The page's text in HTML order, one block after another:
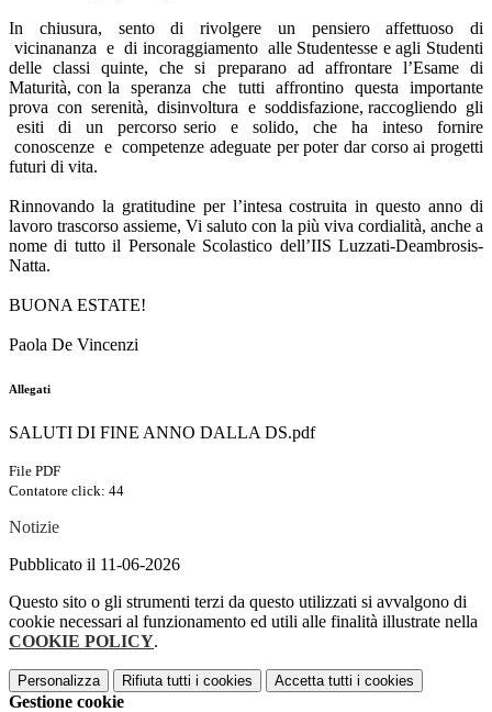
In chiusura, sento di rivolgere un pensiero affettuoso di
vicinananza e di incoraggiamento alle Studentesse e agli Studenti
delle classi quinte, che si preparano ad affrontare l’Esame di
Maturità, con la speranza che tutti affrontino questa importante
prova con serenità, disinvoltura e soddisfazione, raccogliendo gli
esiti di un percorso serio e solido, che ha inteso fornire
conoscenze e competenze adeguate per poter dar corso ai progetti
futuri di vita.
Rinnovando la gratitudine per l’intesa costruita in questo anno di
lavoro trascorso assieme, Vi saluto con la più viva cordialità, anche a
nome di tutto il Personale Scolastico dell’IIS Luzzati-Deambrosis-
Natta.
BUONA ESTATE!
Paola De Vincenzi
Allegati
SALUTI DI FINE ANNO DALLA DS.pdf
File PDF
Contatore click: 44
Notizie
Pubblicato il 11-06-2026
Questo sito o gli strumenti terzi da questo utilizzati si avvalgono di
cookie necessari al funzionamento ed utili alle finalità illustrate nella
COOKIE POLICY.
Personalizza Rifiuta tutti i cookies Accetta tutti i cookies
Gestione cookie